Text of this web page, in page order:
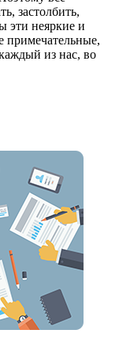
застолбить,
эти неяркие и
примечательные,
из нас, во